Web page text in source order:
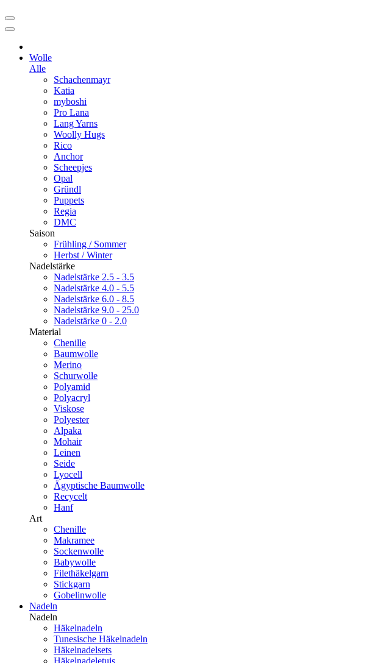
Wolle
Alle
Schachenmayr
Katia
myboshi
Pro Lana
Lang Yarns
Woolly Hugs
Rico
Anchor
Scheepjes
Opal
Gründl
Puppets
Regia
DMC
Saison
Frühling / Sommer
Herbst / Winter
Nadelstärke
Nadelstärke 2.5 - 3.5
Nadelstärke 4.0 - 5.5
Nadelstärke 6.0 - 8.5
Nadelstärke 9.0 - 25.0
Nadelstärke 0 - 2.0
Material
Chenille
Baumwolle
Merino
Schurwolle
Polyamid
Polyacryl
Viskose
Polyester
Alpaka
Mohair
Leinen
Seide
Lyocell
Ägyptische Baumwolle
Recycelt
Hanf
Art
Chenille
Makramee
Sockenwolle
Babywolle
Filethäkelgarn
Stickgarn
Gobelinwolle
Nadeln
Nadeln
Häkelnadeln
Tunesische Häkelnadeln
Häkelnadelsets
Häkelnadeletuis